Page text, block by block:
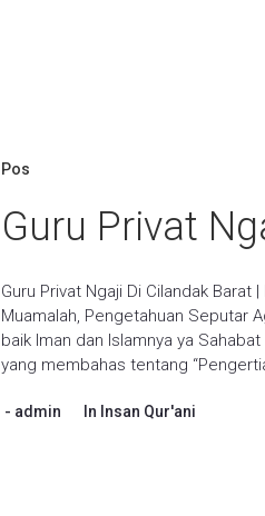
Pos
Guru Privat
Guru Privat Ngaji Di Cilandak Barat
Muamalah, Pengetahuan Seputar
baik Iman dan Islamnya ya
yang membahas tentang
admin In Insan Qur'ani